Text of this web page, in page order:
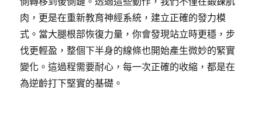
肉，更是在重新教育神經系統，建立正確的發力模
式。當大腿根部恢復力量，你會發現站立時更穩，步
伐更輕盈，整個下半身的線條也開始產生微妙的緊實
變化。這過程需要耐心，每一次正確的收縮，都是在
為逆齡打下堅實的基礎。